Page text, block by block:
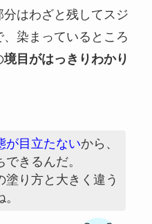
はわざと残してスジ
染まっているところ
境目がはっきりわかり
が目立たないから、
きるんだ。
塗り方と大きく違う